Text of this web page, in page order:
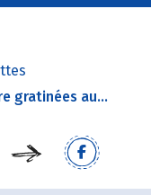
gratinées au...